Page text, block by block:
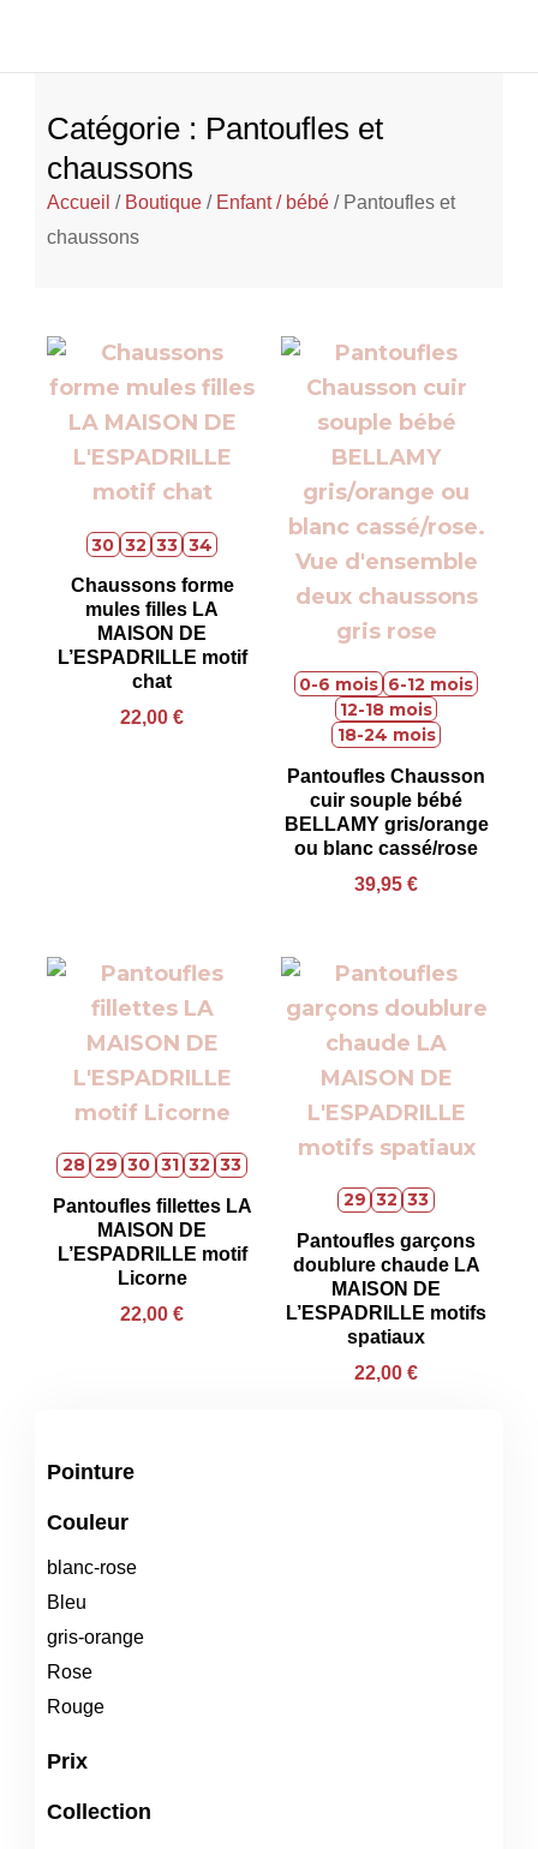
Catégorie : Pantoufles et
chaussons
Accueil / Boutique / Enfant / bébé / Pantoufles et
chaussons
30 32 33 34
Chaussons forme
mules filles LA
MAISON DE
L’ESPADRILLE motif
chat
22,00 €
0-6 mois 6-12 mois
12-18 mois
18-24 mois
Pantoufles Chausson
cuir souple bébé
BELLAMY gris/orange
ou blanc cassé/rose
39,95 €
28 29 30 31 32 33
Pantoufles fillettes LA
MAISON DE
L’ESPADRILLE motif
Licorne
22,00 €
29 32 33
Pantoufles garçons
doublure chaude LA
MAISON DE
L’ESPADRILLE motifs
spatiaux
22,00 €
Pointure
Couleur
blanc-rose
Bleu
gris-orange
Rose
Rouge
Prix
Collection